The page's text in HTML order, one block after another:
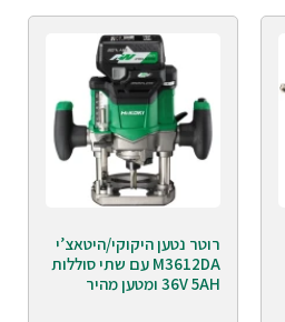
רוטר נטען היקוקי/היטאצ’י
M3612DA עם שתי סוללות
36V 5AH ומטען מהיר